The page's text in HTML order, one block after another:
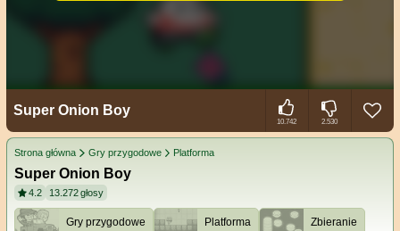
Super Onion Boy
10.742 2.530
Strona główna Gry przygodowe Platforma
Super Onion Boy
4.2 13.272głosy
Gry przygodowe Platforma Zbieranie